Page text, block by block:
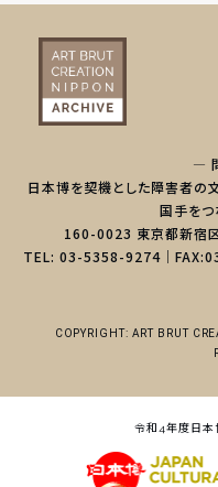
—
日本博を契機とした障害者の
国手をつ
160-0023 東京都新宿
TEL: 03-5358-9274｜
COPYRIGHT: ART BRUT
令和4年度日本